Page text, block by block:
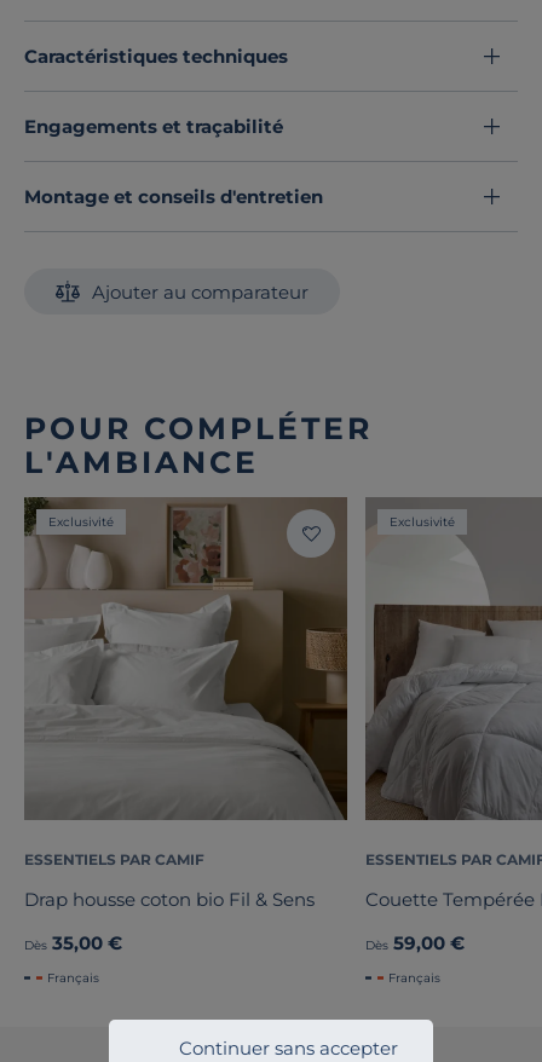
Continuer sans accepter
Caractéristiques techniques
Engagements et traçabilité
Montage et conseils d'entretien
Ajouter au comparateur
POUR COMPLÉTER
L'AMBIANCE
Exclusivité
ESSENTIELS PAR CAMIF
Drap housse coton bio Fil & Sens
Dès 35,00 €
Français
Exclusivité
ESSENTIELS PAR
Couette Tempérée
Dès 59,00 €
Français